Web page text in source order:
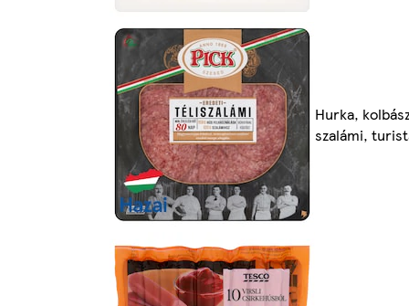
Hurka,
szalámi,